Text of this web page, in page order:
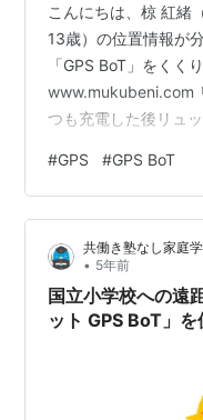
こんにちは、椋 紅緒
13歳）の位置情報が
「GPS BoT」をくく
www.mukubeni.com
つも充電した後リュ
とにしました。 これ
ライフハック！ 【公
GPSアプリ｜日本一
イルバッテリー
10000mAh ダンボー
#GPS #GPS BoT
共働き塾なし家庭
• 5年前
国立小学校への遠
ット GPS BoT」